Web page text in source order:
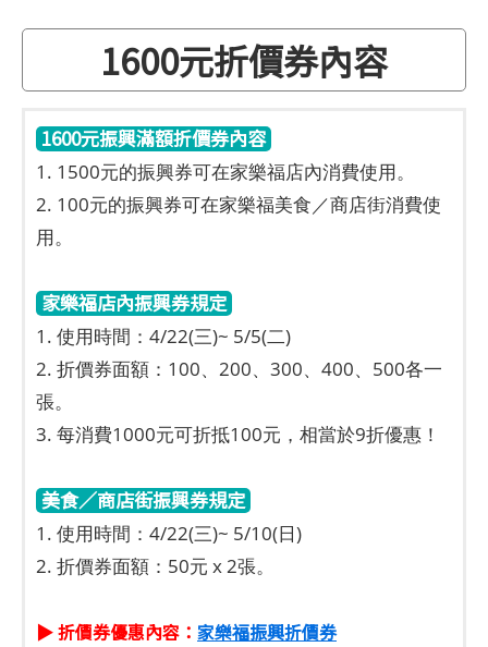
1600元折價券內容
1600元振興滿額折價券內容
1. 1500元的振興券可在家樂福店內消費使用。
2. 100元的振興券可在家樂福美食／商店街消費使
用。
家樂福店內振興券規定
1. 使用時間：4/22(三)~ 5/5(二)
2. 折價券面額：100、200、300、400、500各一
張。
3. 每消費1000元可折抵100元，相當於9折優惠！
美食／商店街振興券規定
1. 使用時間：4/22(三)~ 5/10(日)
2. 折價券面額：50元 x 2張。
▶ 折價券優惠內容： 家樂福振興折價券